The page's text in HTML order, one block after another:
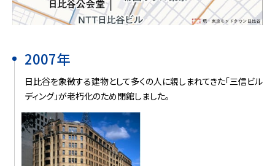
2007年
日比谷を象徴する建物として多くの人に親しまれてきた「三信ビル
ディング」が老朽化のため閉館しました。